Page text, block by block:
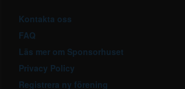
Kontakta oss
FAQ
Läs mer om Sponsorhuset
Privacy Policy
Registrera ny förening